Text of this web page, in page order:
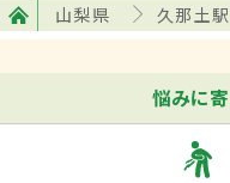
山梨県 久那土駅
悩みに